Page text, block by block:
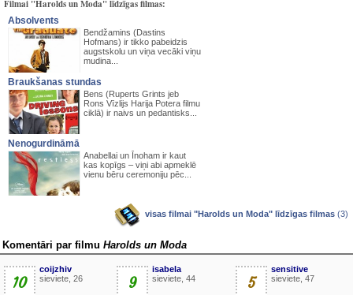
Filmai "Harolds un Moda" līdzīgas filmas:
Absolvents
Bendžamins (Dastins
Hofmans) ir tikko pabeidzis
augstskolu un viņa vecāki viņu
mudina...
Braukšanas stundas
Bens (Ruperts Grints jeb
Rons Vīzlijs Harija Potera filmu
ciklā) ir naivs un pedantisks...
Nenogurdināmā
Anabellai un Īnoham ir kaut
kas kopīgs – viņi abi apmeklē
vienu bēru ceremoniju pēc...
visas filmai "Harolds un Moda" līdzīgas filmas (3)
Komentāri par filmu Harolds un Moda
10
coijzhiv
sieviete, 26
9
isabela
sieviete, 44
5
sensitive
sieviete, 47